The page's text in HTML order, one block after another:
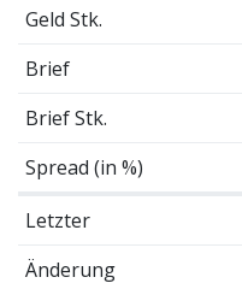
Geld Stk.
Brief
Brief Stk.
Spread (in %)
Letzter
Änderung